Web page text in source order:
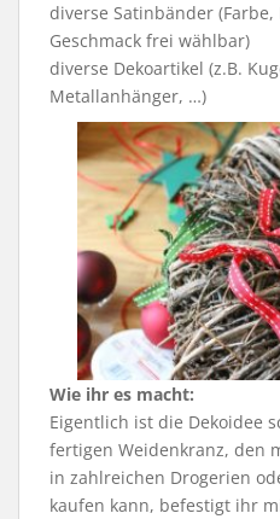
diverse Satinbänder
Geschmack frei wählbar)
diverse Dekoartikel (z.B.
Metallanhänger, …)
Wie ihr es macht:
Eigentlich ist die Dekoidee
fertigen Weidenkranz, den
in zahlreichen Drogerien
kaufen kann, befestigt ihr